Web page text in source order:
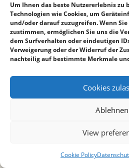
Um Ihnen das beste Nutzererlebnis zu
Technologien wie Cookies, um
und/oder darauf zuzugreifen. Wenn
zustimmen, ermöglichen Sie uns die
dem Surfverhalten oder eindeutigen
Verweigerung oder der Widerruf der
nachteilig auf bestimmte Merkmale
Cookies
Ablehnen
View
Cookie Policy